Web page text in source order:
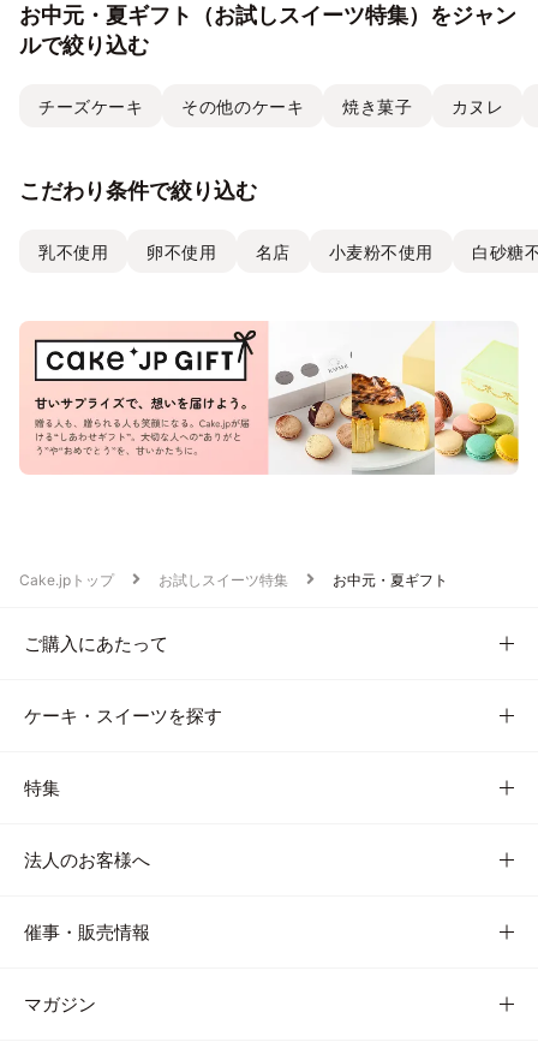
お中元・夏ギフト（お試しスイーツ特集）をジャン
ルで絞り込む
チーズケーキ その他のケーキ 焼き菓子 カヌレ
こだわり条件で絞り込む
乳不使用 卵不使用 名店 小麦粉不使用 白砂糖
Cake.jpトップ お試しスイーツ特集 お中元・夏ギフト
ご購入にあたって
ケーキ・スイーツを探す
特集
法人のお客様へ
催事・販売情報
マガジン